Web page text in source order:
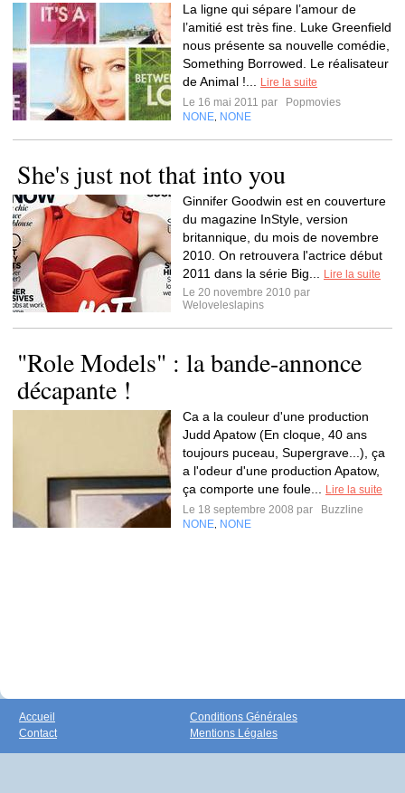
La ligne qui sépare l’amour de
l’amitié est très fine. Luke Greenfield
nous présente sa nouvelle comédie,
Something Borrowed. Le réalisateur
de Animal !...
Lire la suite
Le 16 mai 2011 par
Popmovies
NONE NONE
She's just not that into you
Ginnifer Goodwin est en couverture
du magazine InStyle, version
britannique, du mois de novembre
2010. On retrouvera l'actrice début
2011 dans la série Big...
Lire la suite
Le 20 novembre 2010 par
Weloveleslapins
"Role Models" : la bande-annonce
décapante !
Ca a la couleur d'une production
Judd Apatow (En cloque, 40 ans
toujours puceau, Supergrave...), ça
a l'odeur d'une production Apatow,
ça comporte une foule...
Lire la suite
Le 18 septembre 2008 par
Buzzline
NONE NONE
Accueil
Contact
Conditions Générales
Mentions Légales